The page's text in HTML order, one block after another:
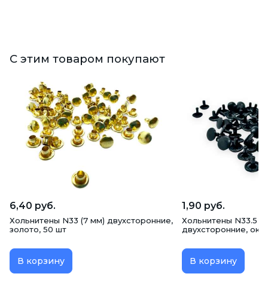
С этим товаром покупают
6,40 руб.
Хольнитены N33 (7 мм) двухсторонние,
золото, 50 шт
В корзину
1,90 руб.
Хольнитены N33.5
двухсторонние,
В корзину